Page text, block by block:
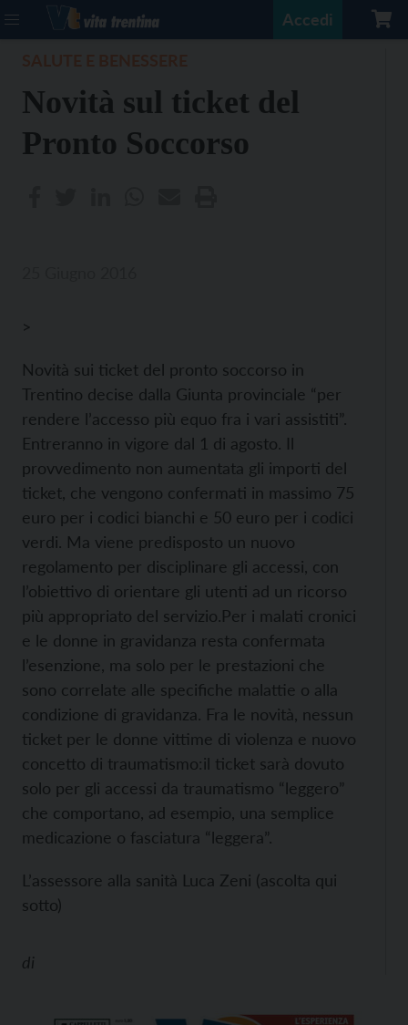
Accedi
Novità sul ticket del
Pronto Soccorso
>
Novità sui ticket del pronto soccorso in
Trentino decise dalla Giunta provinciale “per
rendere l’accesso più equo fra i vari assistiti”.
Entreranno in vigore dal 1 di agosto. Il
provvedimento non aumentata gli importi del
ticket, che vengono confermati in massimo 75
euro per i codici bianchi e 50 euro per i codici
verdi. Ma viene predisposto un nuovo
regolamento per disciplinare gli accessi, con
l’obiettivo di orientare gli utenti ad un ricorso
più appropriato del servizio.Per i malati cronici
e le donne in gravidanza resta confermata
l’esenzione, ma solo per le prestazioni che
sono correlate alle specifiche malattie o alla
condizione di gravidanza. Fra le novità, nessun
ticket per le donne vittime di violenza e nuovo
concetto di traumatismo:il ticket sarà dovuto
solo per gli accessi da traumatismo “leggero”
che comportano, ad esempio, una semplice
medicazione o fasciatura “leggera”.
L’assessore alla sanità Luca Zeni (ascolta qui
sotto)
di